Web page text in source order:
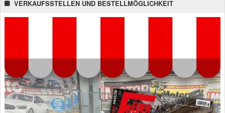
VERKAUFSSTELLEN UND BESTELLMÖGLICHKEIT